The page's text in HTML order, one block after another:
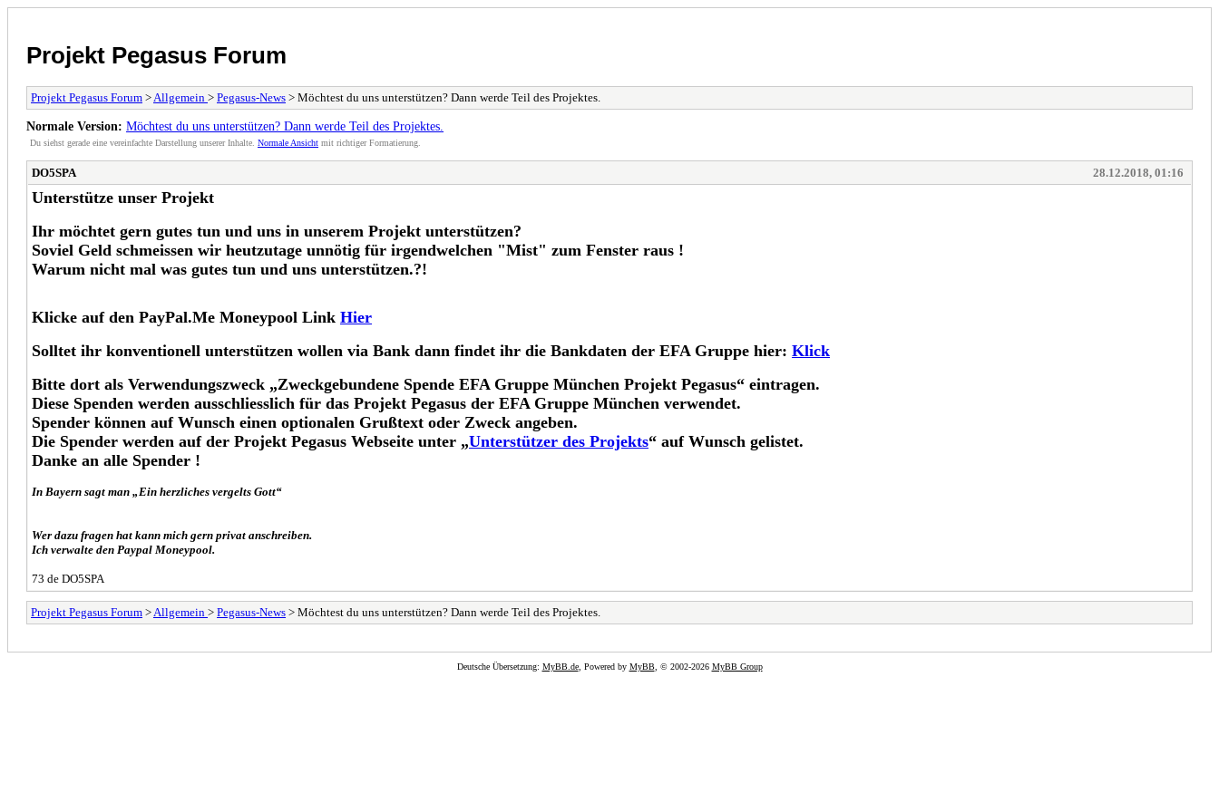
Projekt Pegasus Forum
Projekt Pegasus Forum > Allgemein > Pegasus-News > Möchtest du uns unterstützen? Dann werde Teil des Projektes.
Normale Version: Möchtest du uns unterstützen? Dann werde Teil des Projektes.
Du siehst gerade eine vereinfachte Darstellung unserer Inhalte. Normale Ansicht mit richtiger Formatierung.
DO5SPA 28.12.2018, 01:16
Unterstütze unser Projekt
Ihr möchtet gern gutes tun und uns in unserem Projekt unterstützen?
Soviel Geld schmeissen wir heutzutage unnötig für irgendwelchen "Mist" zum Fenster raus !
Warum nicht mal was gutes tun und uns unterstützen.?!
Klicke auf den PayPal.Me Moneypool Link Hier
Solltet ihr konventionell unterstützen wollen via Bank dann findet ihr die Bankdaten der EFA Gruppe hier: Klick
Bitte dort als Verwendungszweck „Zweckgebundene Spende EFA Gruppe München Projekt Pegasus“ eintragen.
Diese Spenden werden ausschliesslich für das Projekt Pegasus der EFA Gruppe München verwendet.
Spender können auf Wunsch einen optionalen Grußtext oder Zweck angeben.
Die Spender werden auf der Projekt Pegasus Webseite unter „Unterstützer des Projekts“ auf Wunsch gelistet.
Danke an alle Spender !
In Bayern sagt man „Ein herzliches vergelts Gott“
Wer dazu fragen hat kann mich gern privat anschreiben.
Ich verwalte den Paypal Moneypool.
73 de DO5SPA
Projekt Pegasus Forum > Allgemein > Pegasus-News > Möchtest du uns unterstützen? Dann werde Teil des Projektes.
Deutsche Übersetzung: MyBB.de, Powered by MyBB, © 2002-2026 MyBB Group